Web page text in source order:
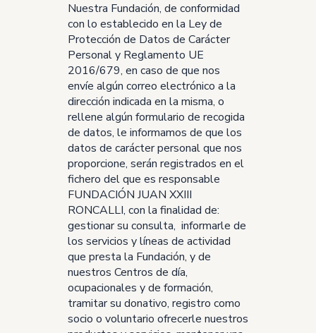
Nuestra Fundación, de conformidad
con lo establecido en la Ley de
Protección de Datos de Carácter
Personal y Reglamento UE
2016/679, en caso de que nos
envíe algún correo electrónico a la
dirección indicada en la misma, o
rellene algún formulario de recogida
de datos, le informamos de que los
datos de carácter personal que nos
proporcione, serán registrados en el
fichero del que es responsable
FUNDACIÓN JUAN XXIII
RONCALLI, con la finalidad de:
gestionar su consulta, informarle de
los servicios y líneas de actividad
que presta la Fundación, y de
nuestros Centros de día,
ocupacionales y de formación,
tramitar su donativo, registro como
socio o voluntario ofrecerle nuestros